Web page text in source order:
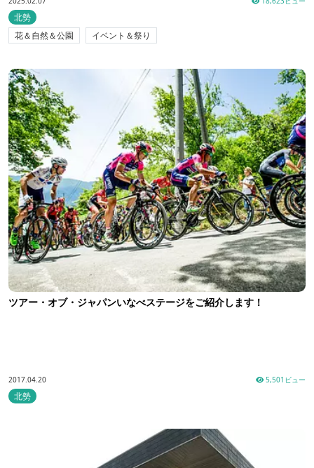
北勢
花＆自然＆公園
イベント＆祭り
ツアー・オブ・ジャパンいなべステージをご紹介します！
2017.04.20 5,501ビュー
北勢